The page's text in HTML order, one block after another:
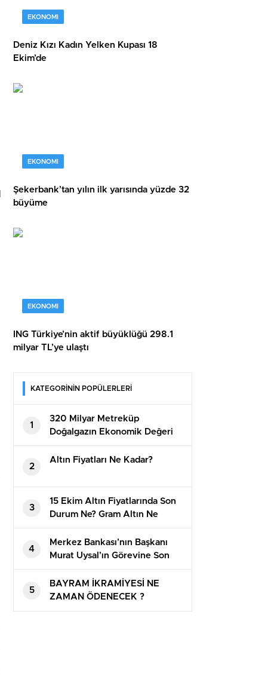
EKONOMI
Deniz Kızı Kadın Yelken Kupası 18
Ekim’de
EKONOMI
Şekerbank’tan yılın ilk yarısında yüzde 32
büyüme
EKONOMI
ING Türkiye’nin aktif büyüklüğü 298.1
milyar TL’ye ulaştı
KATEGORİNİN POPÜLERLERİ
1
320 Milyar Metreküp
Doğalgazın Ekonomik Değeri
Açıklandı
2
Altın Fiyatları Ne Kadar?
3
15 Ekim Altın Fiyatlarında Son
Durum Ne? Gram Altın Ne
Kadar?
4
Merkez Bankası’nın Başkanı
Murat Uysal’ın Görevine Son
Verildi
5
BAYRAM İKRAMİYESİ NE
ZAMAN ÖDENECEK ?